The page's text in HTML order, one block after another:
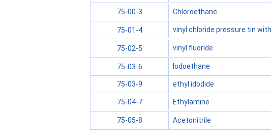
75-00-3 Chloroethane
75-01-4 vinyl chloride pressure tin
75-02-5 vinyl fluoride
75-03-6 Iodoethane
75-03-9 ethyl idodide
75-04-7 Ethylamine
75-05-8 Acetonitrile